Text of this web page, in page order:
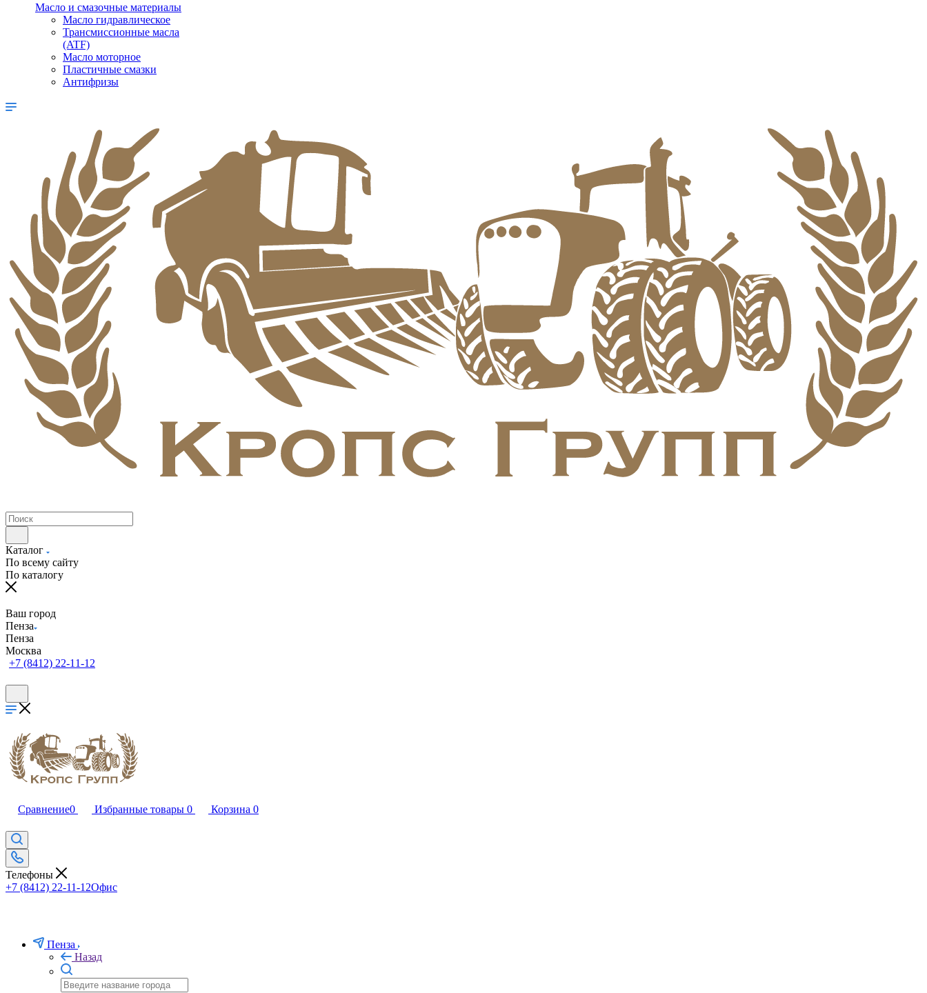
Масло и смазочные материалы
Масло гидравлическое
Трансмиссионные масла
(ATF)
Масло моторное
Пластичные смазки
Антифризы
Каталог
По всему сайту
По каталогу
Ваш город
Пенза
Пенза
Москва
+7 (8412) 22-11-12
Сравнение0 Избранные товары 0 Корзина 0
Телефоны
+7 (8412) 22-11-12Офис
Пенза
Назад